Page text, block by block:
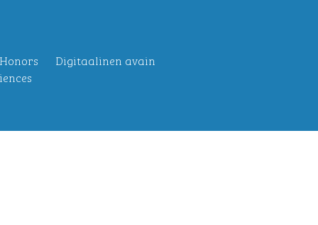
Digitaalinen avain